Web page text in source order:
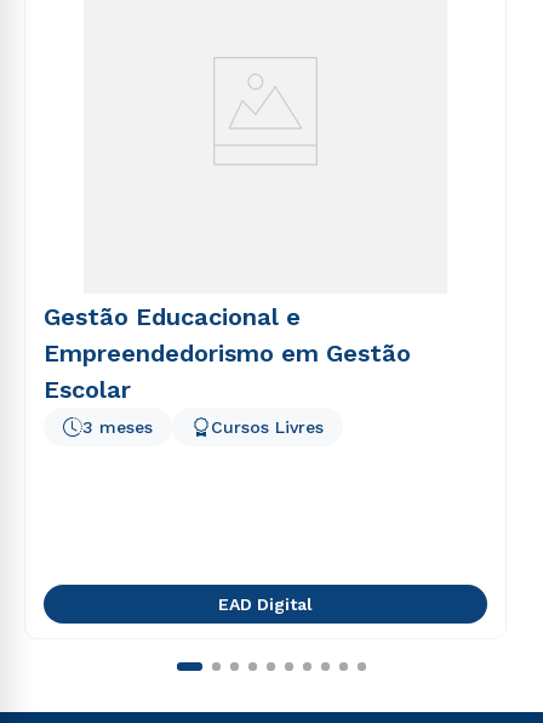
Gestão Educacional e
Empreendedorismo em Gestão
Escolar
3 meses Cursos Livres
EAD Digital